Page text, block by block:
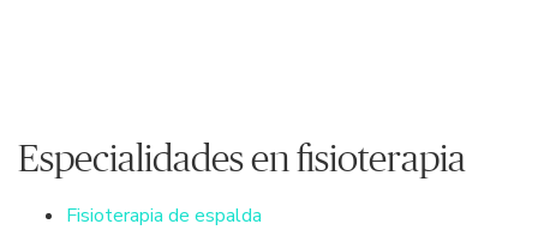
Especialidades en fisioterapia
Fisioterapia de espalda